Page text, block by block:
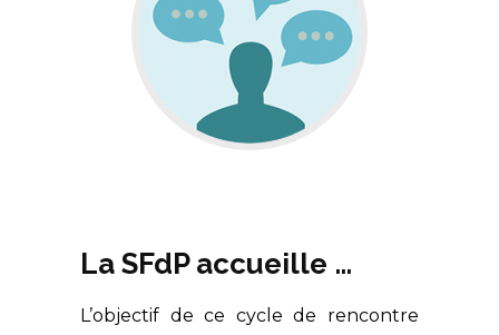
La SFdP accueille …
L’objectif de ce cycle de rencontre